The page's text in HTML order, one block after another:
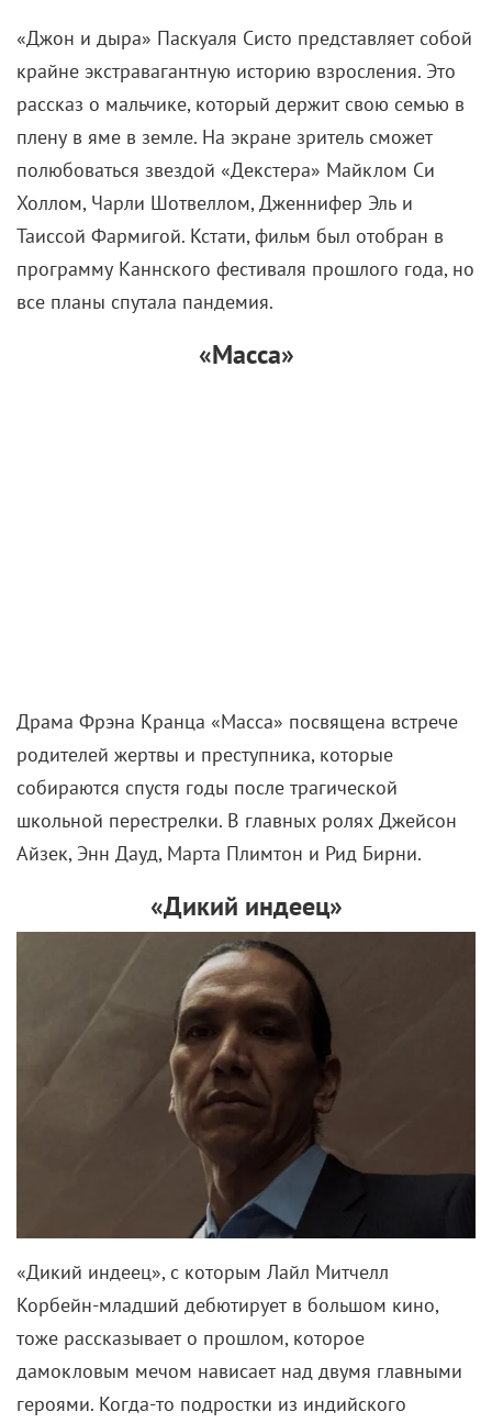
«Джон и дыра» Паскуаля Систо представляет собой
крайне экстравагантную историю взросления. Это
рассказ о мальчике, который держит свою семью в
плену в яме в земле. На экране зритель сможет
полюбоваться звездой «Декстера» Майклом Си
Холлом, Чарли Шотвеллом, Дженнифер Эль и
Таиссой Фармигой. Кстати, фильм был отобран в
программу Каннского фестиваля прошлого года, но
все планы спутала пандемия.
«Масса»
Драма Фрэна Кранца «Масса» посвящена встрече
родителей жертвы и преступника, которые
собираются спустя годы после трагической
школьной перестрелки. В главных ролях Джейсон
Айзек, Энн Дауд, Марта Плимтон и Рид Бирни.
«Дикий индеец»
«Дикий индеец», с которым Лайл Митчелл
Корбейн-младший дебютирует в большом кино,
тоже рассказывает о прошлом, которое
дамокловым мечом нависает над двумя главными
героями. Когда-то подростки из индийского